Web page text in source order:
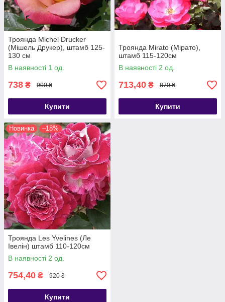
Троянда Michel Drucker
(Мішель Друкер), штамб 125-
130 см
В наявності 1 од.
738 ₴ 900 ₴
Купити
Троянда Mirato (Мірато),
штамб 115-120см
В наявності 2 од.
713,40 ₴ 870 ₴
Купити
Новинка –18%
Троянда Les Yvelines (Ле
Івелін) штамб 110-120см
В наявності 2 од.
754,40 ₴ 920 ₴
Купити